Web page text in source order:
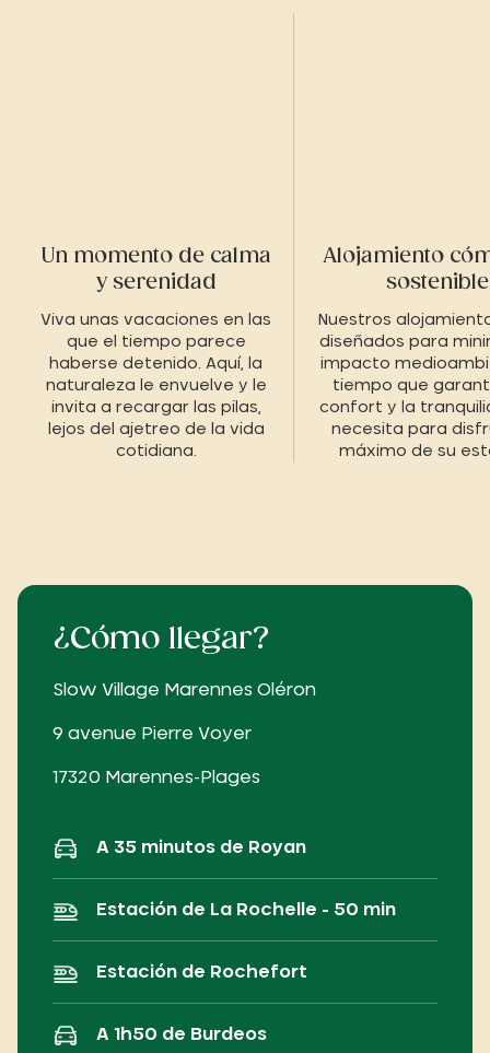
Un momento de calma
y serenidad
Viva unas vacaciones en las
que el tiempo parece
haberse detenido. Aquí, la
naturaleza le envuelve y le
invita a recargar las pilas,
lejos del ajetreo de la vida
cotidiana.
Alojamiento
sostenible
Nuestros
diseñados para
impacto
tiempo que
confort y la
necesita para
máximo de su
¿Cómo llegar?
Slow Village Marennes Oléron
9 avenue Pierre Voyer
17320 Marennes-Plages
A 35 minutos de Royan
Estación de La Rochelle - 50 min
Estación de Rochefort
A 1h50 de Burdeos